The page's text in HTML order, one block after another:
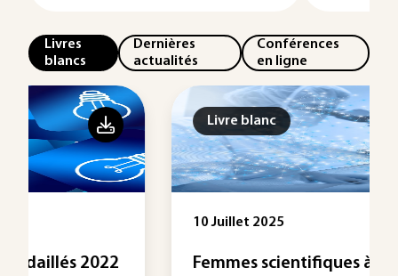
Livres
blancs
Dernières
actualités
Conférences
en ligne
Livre blanc
Femmes scientifiques à l'honneur :